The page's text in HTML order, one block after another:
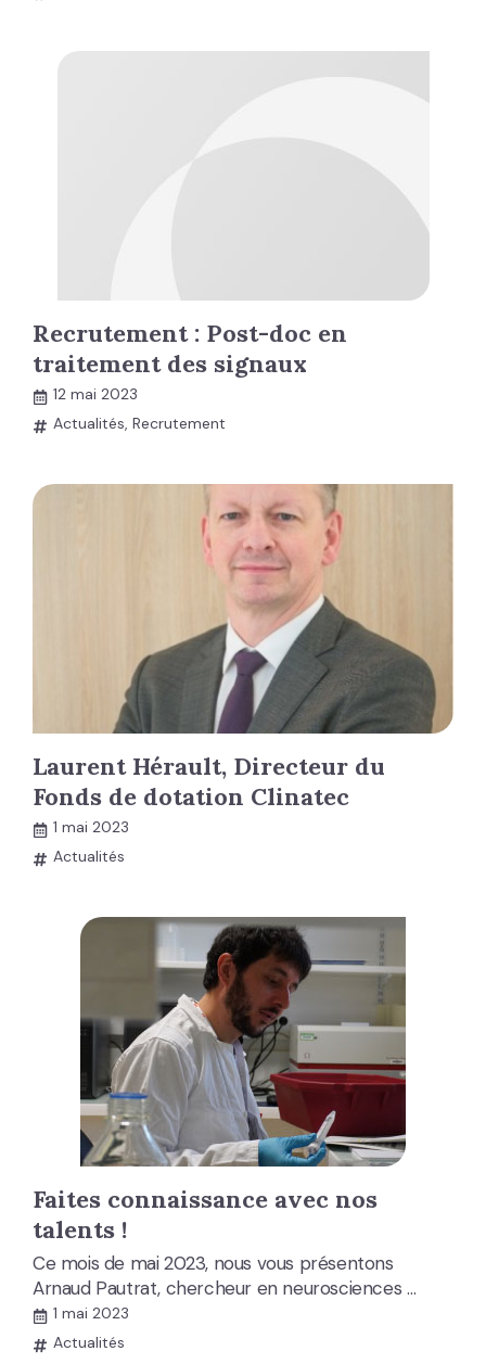
Recrutement : Post-doc en
traitement des signaux
12 mai 2023
Actualités, Recrutement
Laurent Hérault, Directeur du
Fonds de dotation Clinatec
1 mai 2023
Actualités
Faites connaissance avec nos
talents !
Ce mois de mai 2023, nous vous présentons
Arnaud Pautrat, chercheur en neurosciences …
1 mai 2023
Actualités